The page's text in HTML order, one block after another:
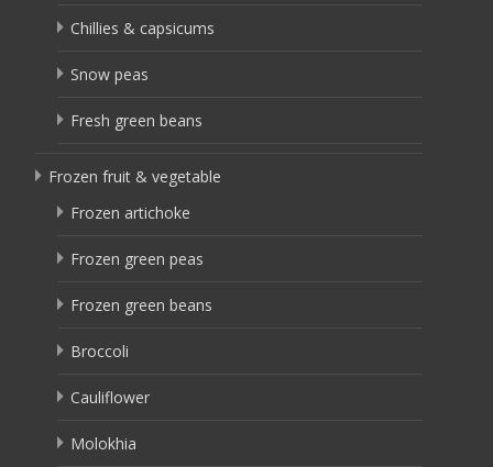
Chillies & capsicums
Snow peas
Fresh green beans
Frozen fruit & vegetable
Frozen artichoke
Frozen green peas
Frozen green beans
Broccoli
Cauliflower
Molokhia